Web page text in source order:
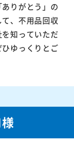
りがとう」の
、不用品回収
知っていただ
ゆっくりとご